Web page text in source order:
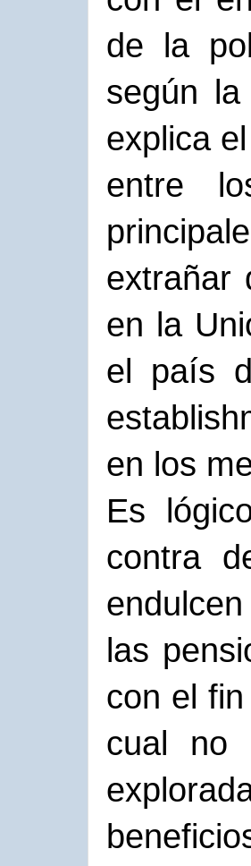
de la
según
explica
entre
extrañar
en la
el país
en los
Es
contra
las
con el
cual no